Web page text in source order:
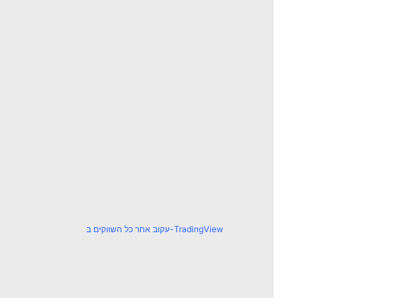
עקוב אחר כל השווקים ב-TradingView